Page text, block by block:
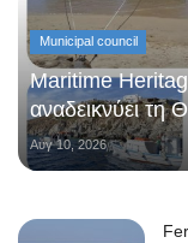
Municipal council
Maritime
αναδεικνύει τη
Αυγ 10, 2026